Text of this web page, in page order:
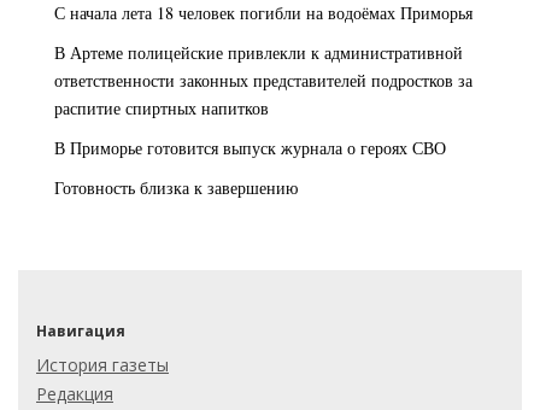
С начала лета 18 человек погибли на водоёмах Приморья
В Артеме полицейские привлекли к административной
ответственности законных представителей подростков за
распитие спиртных напитков
В Приморье готовится выпуск журнала о героях СВО
Готовность близка к завершению
Навигация
История газеты
Редакция